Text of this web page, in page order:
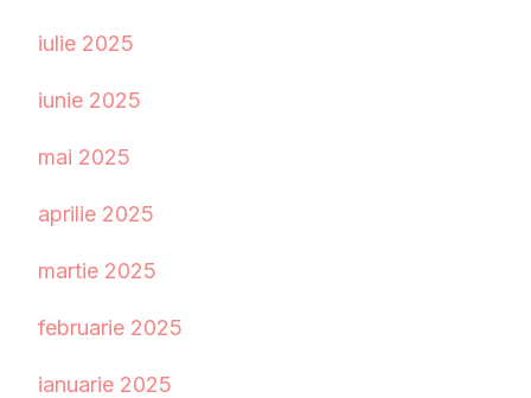
iulie 2025
iunie 2025
mai 2025
aprilie 2025
martie 2025
februarie 2025
ianuarie 2025